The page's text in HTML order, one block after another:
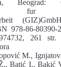
Beograd:
fur
978-86-80390-
261 str.
M.,
Batić I., Bakić